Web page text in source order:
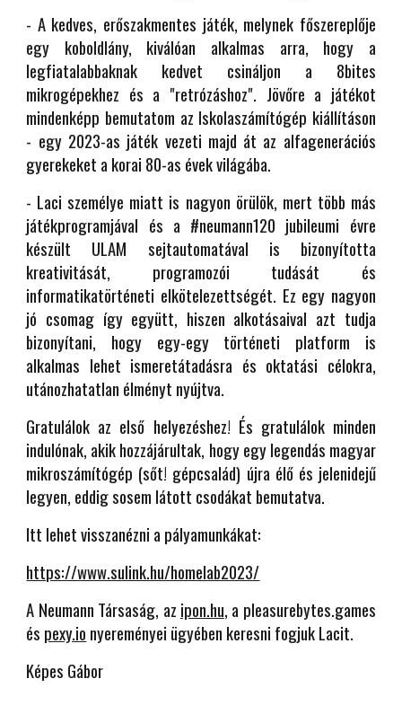
- A kedves, erőszakmentes játék, melynek főszereplője
egy koboldlány, kiválóan alkalmas arra, hogy a
legfiatalabbaknak kedvet csináljon a 8bites
mikrogépekhez és a "retrózáshoz". Jövőre a játékot
mindenképp bemutatom az Iskolaszámítógép kiállításon
- egy 2023-as játék vezeti majd át az alfagenerációs
gyerekeket a korai 80-as évek világába.
- Laci személye miatt is nagyon örülök, mert több más
játékprogramjával és a #neumann120 jubileumi évre
készült ULAM sejtautomatával is bizonyította
kreativitását, programozói tudását és
informatikatörténeti elkötelezettségét. Ez egy nagyon
jó csomag így együtt, hiszen alkotásaival azt tudja
bizonyítani, hogy egy-egy történeti platform is
alkalmas lehet ismeretátadásra és oktatási célokra,
utánozhatatlan élményt nyújtva.
Gratulálok az első helyezéshez! És gratulálok minden
indulónak, akik hozzájárultak, hogy egy legendás magyar
mikroszámítógép (sőt! gépcsalád) újra élő és jelenidejű
legyen, eddig sosem látott csodákat bemutatva.
Itt lehet visszanézni a pályamunkákat:
https://www.sulink.hu/homelab2023/
A Neumann Társaság, az ipon.hu, a pleasurebytes.games
és pexy.io nyereményei ügyében keresni fogjuk Lacit.
Képes Gábor